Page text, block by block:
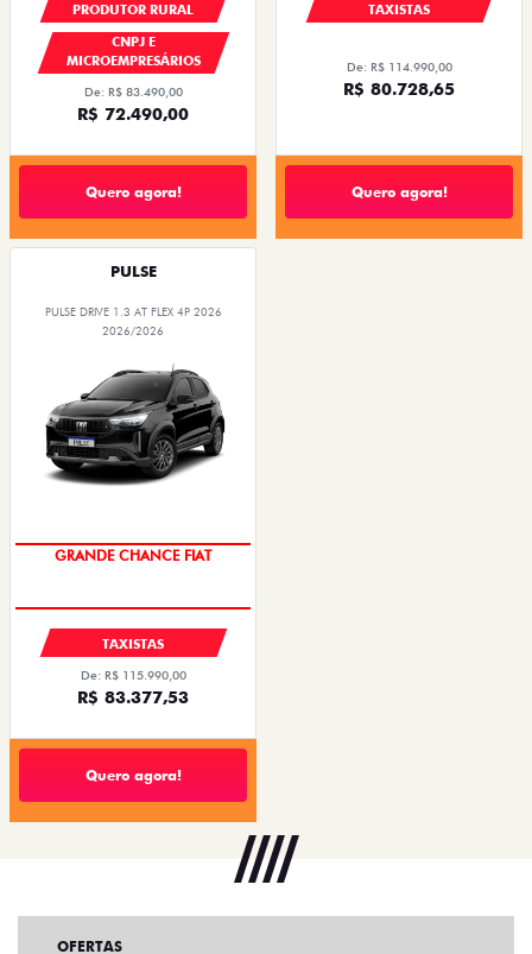
PRODUTOR RURAL
CNPJ E
MICROEMPRESÁRIOS
De: R$ 83.490,00
R$ 72.490,00
Quero agora!
TAXISTAS
De: R$ 114.990,00
R$ 80.728,65
Quero agora!
PULSE
PULSE DRIVE 1.3 AT FLEX 4P 2026
2026/2026
TAXISTAS
De: R$ 115.990,00
R$ 83.377,53
Quero agora!
OFERTAS